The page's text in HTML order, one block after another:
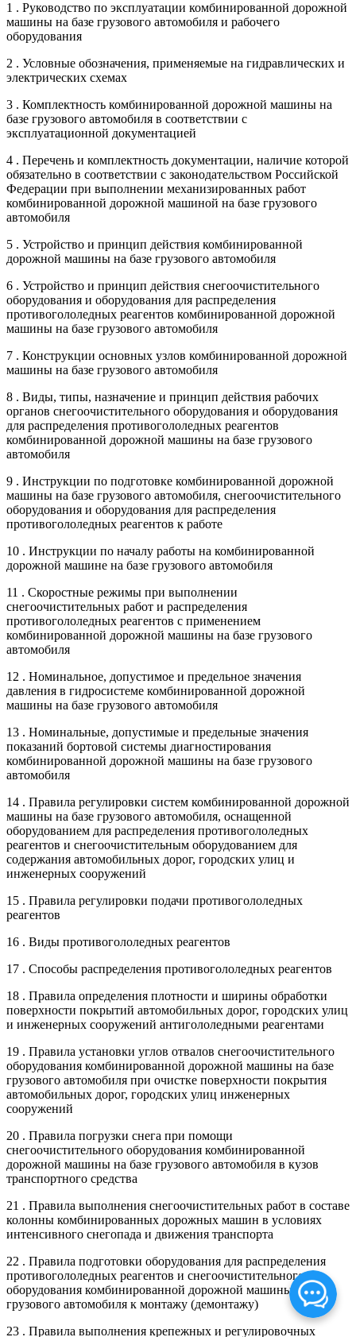
1 . Руководство по эксплуатации комбинированной дорожной
машины на базе грузового автомобиля и рабочего
оборудования
2 . Условные обозначения, применяемые на гидравлических и
электрических схемах
3 . Комплектность комбинированной дорожной машины на
базе грузового автомобиля в соответствии с
эксплуатационной документацией
4 . Перечень и комплектность документации, наличие которой
обязательно в соответствии с законодательством Российской
Федерации при выполнении механизированных работ
комбинированной дорожной машиной на базе грузового
автомобиля
5 . Устройство и принцип действия комбинированной
дорожной машины на базе грузового автомобиля
6 . Устройство и принцип действия снегоочистительного
оборудования и оборудования для распределения
противогололедных реагентов комбинированной дорожной
машины на базе грузового автомобиля
7 . Конструкции основных узлов комбинированной дорожной
машины на базе грузового автомобиля
8 . Виды, типы, назначение и принцип действия рабочих
органов снегоочистительного оборудования и оборудования
для распределения противогололедных реагентов
комбинированной дорожной машины на базе грузового
автомобиля
9 . Инструкции по подготовке комбинированной дорожной
машины на базе грузового автомобиля, снегоочистительного
оборудования и оборудования для распределения
противогололедных реагентов к работе
10 . Инструкции по началу работы на комбинированной
дорожной машине на базе грузового автомобиля
11 . Скоростные режимы при выполнении
снегоочистительных работ и распределения
противогололедных реагентов с применением
комбинированной дорожной машины на базе грузового
автомобиля
12 . Номинальное, допустимое и предельное значения
давления в гидросистеме комбинированной дорожной
машины на базе грузового автомобиля
13 . Номинальные, допустимые и предельные значения
показаний бортовой системы диагностирования
комбинированной дорожной машины на базе грузового
автомобиля
14 . Правила регулировки систем комбинированной дорожной
машины на базе грузового автомобиля, оснащенной
оборудованием для распределения противогололедных
реагентов и снегоочистительным оборудованием для
содержания автомобильных дорог, городских улиц и
инженерных сооружений
15 . Правила регулировки подачи противогололедных
реагентов
16 . Виды противогололедных реагентов
17 . Способы распределения противогололедных реагентов
18 . Правила определения плотности и ширины обработки
поверхности покрытий автомобильных дорог, городских улиц
и инженерных сооружений антигололедными реагентами
19 . Правила установки углов отвалов снегоочистительного
оборудования комбинированной дорожной машины на базе
грузового автомобиля при очистке поверхности покрытия
автомобильных дорог, городских улиц инженерных
сооружений
20 . Правила погрузки снега при помощи
снегоочистительного оборудования комбинированной
дорожной машины на базе грузового автомобиля в кузов
транспортного средства
21 . Правила выполнения снегоочистительных работ в составе
колонны комбинированных дорожных машин в условиях
интенсивного снегопада и движения транспорта
22 . Правила подготовки оборудования для распределения
противогололедных реагентов и снегоочистительного
оборудования комбинированной дорожной машины на базе
грузового автомобиля к монтажу (демонтажу)
23 . Правила выполнения крепежных и регулировочных